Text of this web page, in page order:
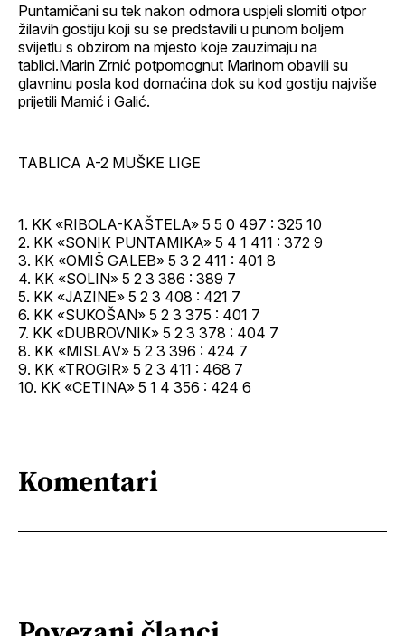
Puntamičani su tek nakon odmora uspjeli slomiti otpor
žilavih gostiju koji su se predstavili u punom boljem
svijetlu s obzirom na mjesto koje zauzimaju na
tablici.Marin Zrnić potpomognut Marinom obavili su
glavninu posla kod domaćina dok su kod gostiju najviše
prijetili Mamić i Galić.
TABLICA A-2 MUŠKE LIGE
1. KK «RIBOLA-KAŠTELA» 5 5 0 497 : 325 10
2. KK «SONIK PUNTAMIKA» 5 4 1 411 : 372 9
3. KK «OMIŠ GALEB» 5 3 2 411 : 401 8
4. KK «SOLIN» 5 2 3 386 : 389 7
5. KK «JAZINE» 5 2 3 408 : 421 7
6. KK «SUKOŠAN» 5 2 3 375 : 401 7
7. KK «DUBROVNIK» 5 2 3 378 : 404 7
8. KK «MISLAV» 5 2 3 396 : 424 7
9. KK «TROGIR» 5 2 3 411 : 468 7
10. KK «CETINA» 5 1 4 356 : 424 6
Komentari